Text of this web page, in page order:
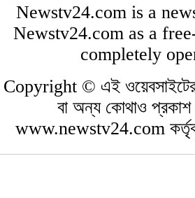
Newstv24.com is a
Newstv24.com as a
completely
Copyright © এই ওয়েবসাইটের
বা অন্য কোথাও
www.newstv24.com